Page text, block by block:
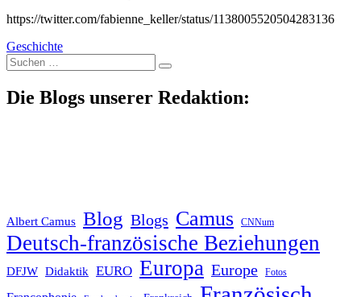
https://twitter.com/fabienne_keller/status/1138005520504283136
Geschichte
Suche
nach:
Die Blogs unserer Redaktion:
Albert Camus Blog Blogs Camus CNNum
Deutsch-französische Beziehungen
DFJW Didaktik EURO Europa Europe Fotos